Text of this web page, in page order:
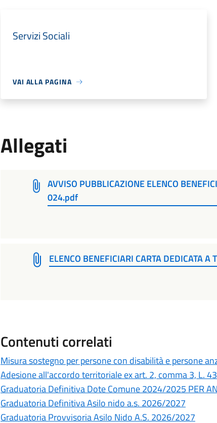
Servizi Sociali
VAI ALLA PAGINA
Allegati
AVVISO PUBBLICAZIONE ELENCO
024.pdf
ELENCO BENEFICIARI CARTA DEDICATA A
Contenuti correlati
Misura sostegno per persone con disabilità e persone
Adesione all'accordo territoriale ex art. 2, comma 3, L.
Graduatoria Definitiva Dote Comune 2024/2025 PER
Graduatoria Definitiva Asilo nido a.s. 2026/2027
Graduatoria Provvisoria Asilo Nido A.S. 2026/2027